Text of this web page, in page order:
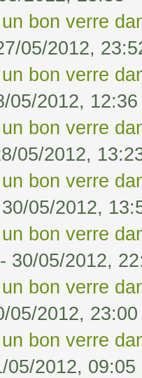
bon verre
05/2012,
bon verre
05/2012, 12:36
bon verre
05/2012,
bon verre
05/2012,
bon verre
- 30/05/2012,
bon verre
05/2012, 23:00
bon verre
05/2012, 09:05